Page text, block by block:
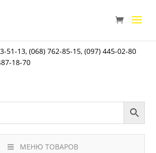
51-13,(068) 762-85-15,(097) 445-02-80
18-70
МЕНЮ ТОВАРОВ